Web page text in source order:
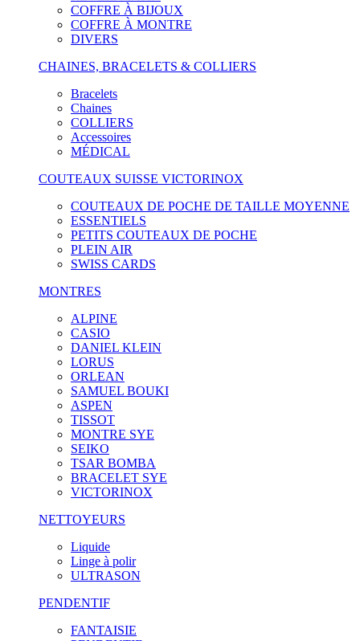
COFFRE À BIJOUX
COFFRE À MONTRE
DIVERS
CHAINES, BRACELETS & COLLIERS
Bracelets
Chaines
COLLIERS
Accessoires
MÉDICAL
COUTEAUX SUISSE VICTORINOX
COUTEAUX DE POCHE DE TAILLE MOYENNE
ESSENTIELS
PETITS COUTEAUX DE POCHE
PLEIN AIR
SWISS CARDS
MONTRES
ALPINE
CASIO
DANIEL KLEIN
LORUS
ORLEAN
SAMUEL BOUKI
ASPEN
TISSOT
MONTRE SYE
SEIKO
TSAR BOMBA
BRACELET SYE
VICTORINOX
NETTOYEURS
Liquide
Linge à polir
ULTRASON
PENDENTIF
FANTAISIE